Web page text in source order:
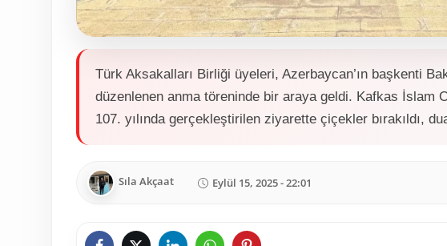
Türk Aksakalları Birliği üyeleri, Azerbaycan’ın başkenti
düzenlenen anma töreninde bir araya geldi. Kafkas İslam
107. yılında gerçekleştirilen ziyarette çiçekler bırakıldı,
Sıla Akçaat Eylül 15, 2025 - 22:01